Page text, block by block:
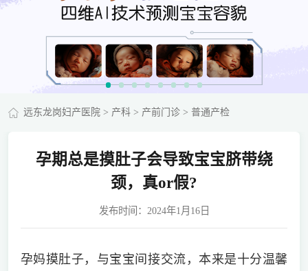
远东龙岗妇产医院> 产科> 产前门诊> 普通产检
孕期总是摸肚子会导致宝宝脐带绕
颈，真or假?
发布时间：2024年1月16日
孕妈摸肚子，与宝宝间接交流，本来是十分温馨